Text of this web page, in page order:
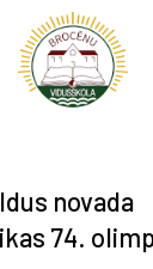
novada
74.